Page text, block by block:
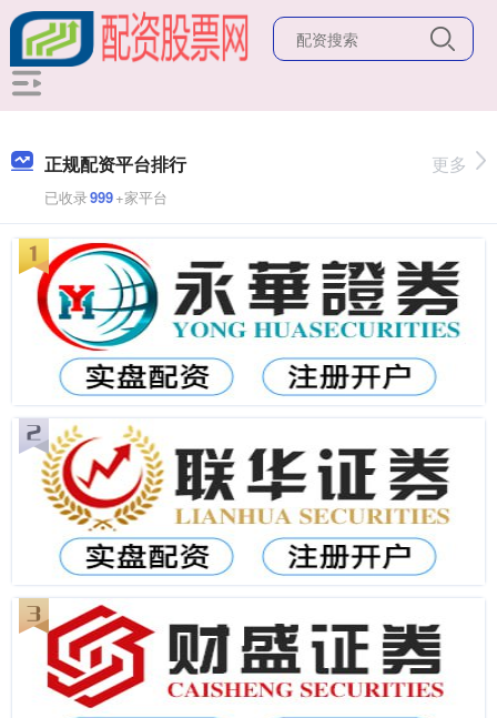
正规配资平台排行
已收录999+家平台
更多